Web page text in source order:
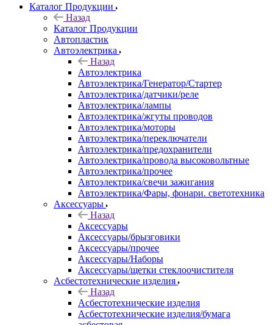
Каталог Продукции
Назад
Каталог Продукции
Автопластик
Автоэлектрика
Назад
Автоэлектрика
Автоэлектрика/Генератор/Стартер
Автоэлектрика/датчики/реле
Автоэлектрика/лампы
Автоэлектрика/жгуты проводов
Автоэлектрика/моторы
Автоэлектрика/переключатели
Автоэлектрика/предохранители
Автоэлектрика/провода высоковольтные
Автоэлектрика/прочее
Автоэлектрика/свечи зажигания
Автоэлектрика/Фары, фонари. светотехника
Аксессуары
Назад
Аксессуары
Аксессуары/брызговики
Аксессуары/прочее
Аксессуары/Наборы
Аксессуары/щетки стеклоочистителя
Асбестотехнические изделия
Назад
Асбестотехнические изделия
Асбестотехнические изделия/бумага